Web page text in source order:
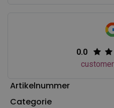
0.0
Artikelnummer
Categorie